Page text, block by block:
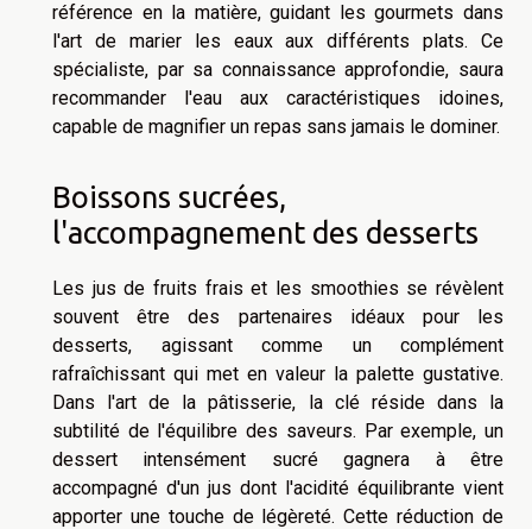
référence en la matière, guidant les gourmets dans
l'art de marier les eaux aux différents plats. Ce
spécialiste, par sa connaissance approfondie, saura
recommander l'eau aux caractéristiques idoines,
capable de magnifier un repas sans jamais le dominer.
Boissons sucrées,
l'accompagnement des desserts
Les jus de fruits frais et les smoothies se révèlent
souvent être des partenaires idéaux pour les
desserts, agissant comme un complément
rafraîchissant qui met en valeur la palette gustative.
Dans l'art de la pâtisserie, la clé réside dans la
subtilité de l'équilibre des saveurs. Par exemple, un
dessert intensément sucré gagnera à être
accompagné d'un jus dont l'acidité équilibrante vient
apporter une touche de légèreté. Cette réduction de